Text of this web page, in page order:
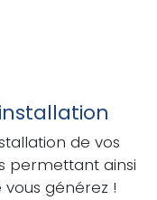
de vos
permettant ainsi
générez !